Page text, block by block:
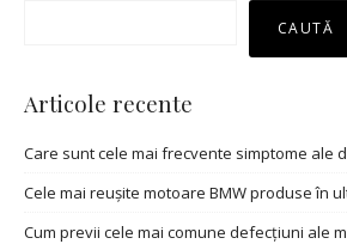
CAUTĂ
Articole recente
Care sunt cele mai frecvente simptome ale
Cele mai reușite motoare BMW produse în
Cum previi cele mai comune defecțiuni ale